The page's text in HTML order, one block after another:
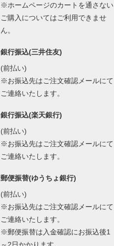
※ホームページのカートを通さない
ご購入についてはご利用できませ
ん。
銀行振込(三井住友)
(前払い)
※お振込先はご注文確認メールにて
ご連絡いたします。
銀行振込(楽天銀行)
(前払い)
※お振込先はご注文確認メールにて
ご連絡いたします。
郵便振替(ゆうちょ銀行)
(前払い)
※お振込先はご注文確認メールにて
ご連絡いたします。
※郵便振替は入金確認にお振込後1
～2日かかります。